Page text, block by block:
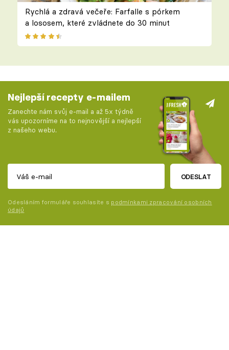
Rychlá a zdravá večeře: Farfalle s pórkem
a lososem, které zvládnete do 30 minut
Nejlepší recepty e-mailem
Zanechte nám svůj e-mail a až 5x týdně
vás upozorníme na to nejnovější a nejlepší
z našeho webu.
ODESLAT
Odesláním formuláře souhlasíte s podmínkami zpracování osobních
údajů